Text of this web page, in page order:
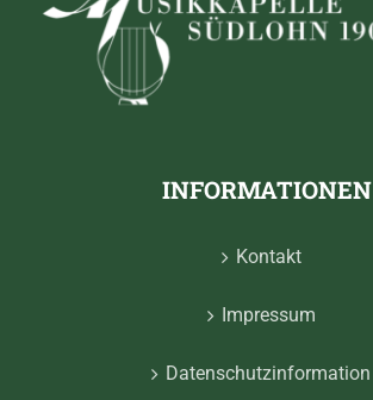
INFORMATIONEN
Kontakt
Impressum
Datenschutzinformation